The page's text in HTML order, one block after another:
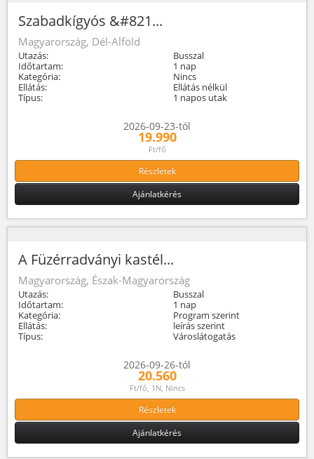
Szabadkígyós &#821...
Magyarország, Dél-Alföld
Utazás:
Busszal
Időtartam:
1 nap
Kategória:
Nincs
Ellátás:
Ellátás nélkül
Típus:
1 napos utak
2026-09-23-tól
19.990
Ft/fő
Részletek
Ajánlatkérés
A Füzérradványi kastél...
Magyarország, Észak-Magyarország
Utazás:
Busszal
Időtartam:
1 nap
Kategória:
Program szerint
Ellátás:
leírás szerint
Típus:
Városlátogatás
2026-09-26-tól
20.560
Ft/fő, 1N, Nincs
Részletek
Ajánlatkérés